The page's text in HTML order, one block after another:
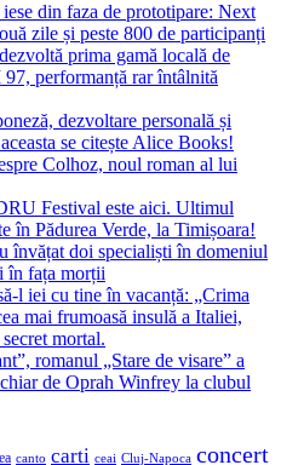
din faza de prototipare: Next
zile și peste 800 de participanți
prima gamă locală de
performanță rar întâlnită
dezvoltare personală și
se citește Alice Books!
Colhoz, noul roman al lui
Festival este aici. Ultimul
în Pădurea Verde, la Timișoara!
învățat doi specialiști în domeniul
în fața morții
l iei cu tine în vacanță: „Crima
mai frumoasă insulă a Italiei,
mortal.
romanul „Stare de visare” a
de Oprah Winfrey la clubul
canto carti ceai Cluj-Napoca concert